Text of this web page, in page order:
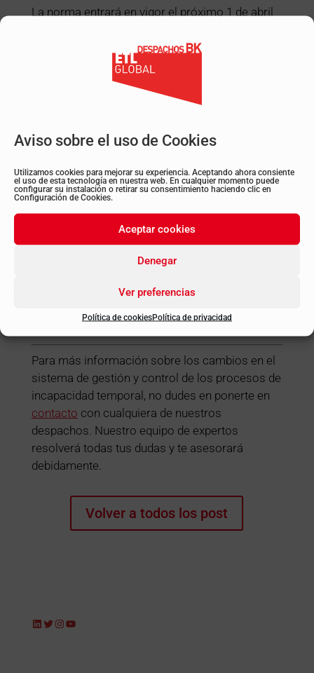
Aviso sobre el uso de Cookies
Utilizamos cookies para mejorar su experiencia. Aceptando ahora consiente
el uso de esta tecnología en nuestra web. En cualquier momento puede
configurar su instalación o retirar su consentimiento haciendo clic en
Configuración de Cookies.
Aceptar cookies
Denegar
Ver preferencias
Política de cookiesPolítica de privacidad
La norma entrará en vigor el próximo 1 de abril
a esa fecha se encuentren en curso.
Acceso a la norma completa:
https://www.boe.es/diario_boe/txt.php?id=BOE-
María Álvarez Loureiro
Para más información sobre los cambios en el
sistema de gestión y control de los procesos de
incapacidad temporal, no dudes en ponerte en
contacto con cualquiera de nuestros
despachos. Nuestro equipo de expertos
resolverá todas tus dudas y te asesorará
debidamente.
Volver a todos los post
LinkedIn
Twitter
Instagram
YouTube